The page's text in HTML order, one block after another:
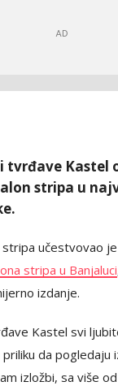
tvrđave Kastel
stripa u
učestvovao
stripa u Banjaluci
izdanje.
Kastel svi
da pogledaju
izložbi, sa više